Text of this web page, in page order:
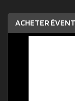
ACHETER